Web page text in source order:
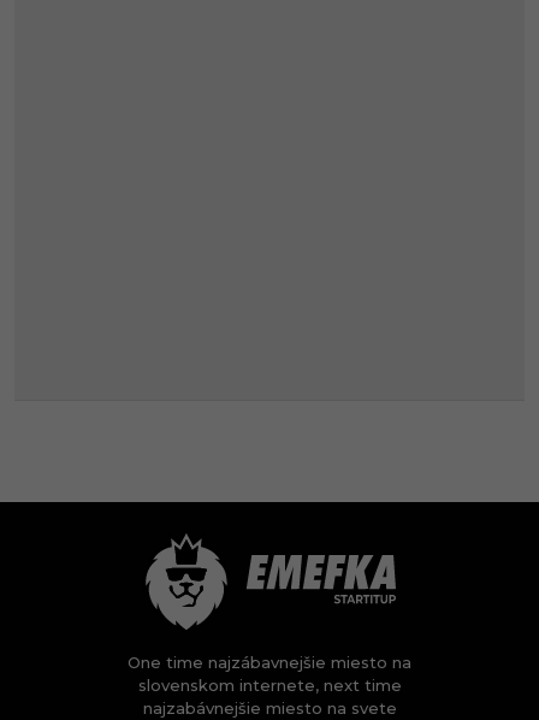
One time najzábavnejšie miesto na
slovenskom internete, next time
najzabávnejšie miesto na svete